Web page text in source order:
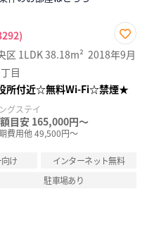
お気
に入
区 1LDK38.18m² 2018年9月
目
所付近☆無料Wi-Fi☆禁煙★
グステイ
目安 165,000円～
費用他 49,500円～
け
インターネット無料
駐車場あり